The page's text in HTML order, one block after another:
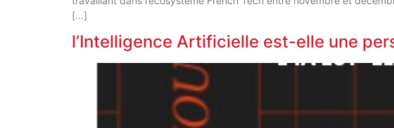
[…]
l’Intelligence Artificielle est-elle une